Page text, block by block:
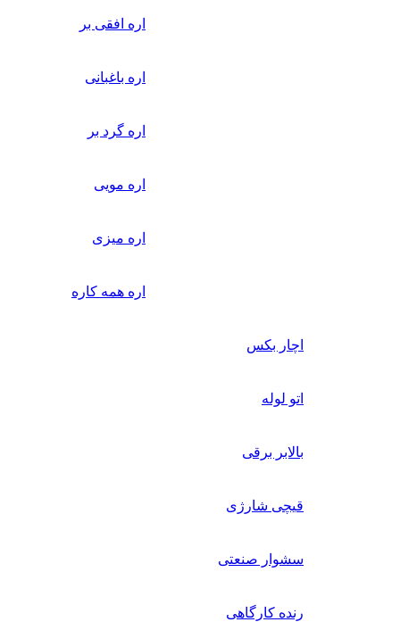
اره افقی بر
اره باغبانی
اره گرد بر
اره مویی
اره میزی
اره همه کاره
اچار بکس
اتو لوله
بالابر برقی
قیچی شارژی
سشوار صنعتی
رنده کارگاهی